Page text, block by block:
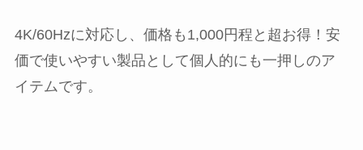
4K/60Hzに対応し、価格も1,000円程と超お得！安
価で使いやすい製品として個人的にも一押しのア
イテムです。